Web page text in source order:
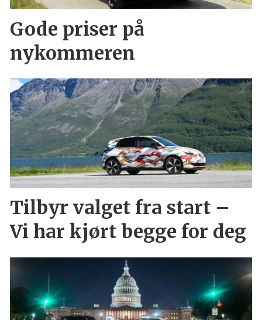
Gode priser på
nykommeren
Tilbyr valget fra start –
Vi har kjørt begge for deg